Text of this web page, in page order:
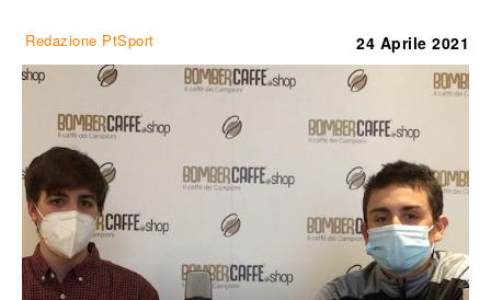
Redazione PtSport 24 Aprile 2021